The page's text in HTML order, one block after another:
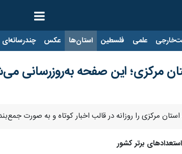
علمی فلسطین استان‌ها عکس چندرسانه‌ای
مرکزی؛ این صفحه به‌روزرسانی
مرکزی را روزانه در قالب اخبار کوتاه و به صورت
برتر کشور